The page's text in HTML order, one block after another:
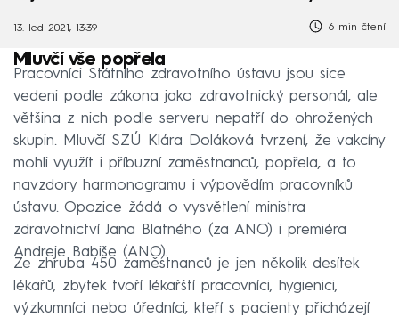
13. led 2021, 13:39 6 min čtení
Mluvčí vše popřela
Pracovníci Státního zdravotního ústavu jsou sice
vedeni podle zákona jako zdravotnický personál, ale
většina z nich podle serveru nepatří do ohrožených
skupin. Mluvčí SZÚ Klára Doláková tvrzení, že vakcíny
mohli využít i příbuzní zaměstnanců, popřela, a to
navzdory harmonogramu i výpovědím pracovníků
ústavu. Opozice žádá o vysvětlení ministra
zdravotnictví Jana Blatného (za ANO) i premiéra
Andreje Babiše (ANO).
Ze zhruba 450 zaměstnanců je jen několik desítek
lékařů, zbytek tvoří lékařští pracovníci, hygienici,
výzkumníci nebo úředníci, kteří s pacienty přicházejí